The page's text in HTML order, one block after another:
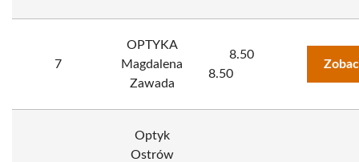
7
OPTYKA
Magdalena
Zawada
8.50
8.50
Optyk
Ostrów